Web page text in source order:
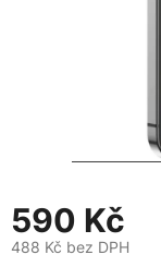
590 Kč
488 Kč bez DPH